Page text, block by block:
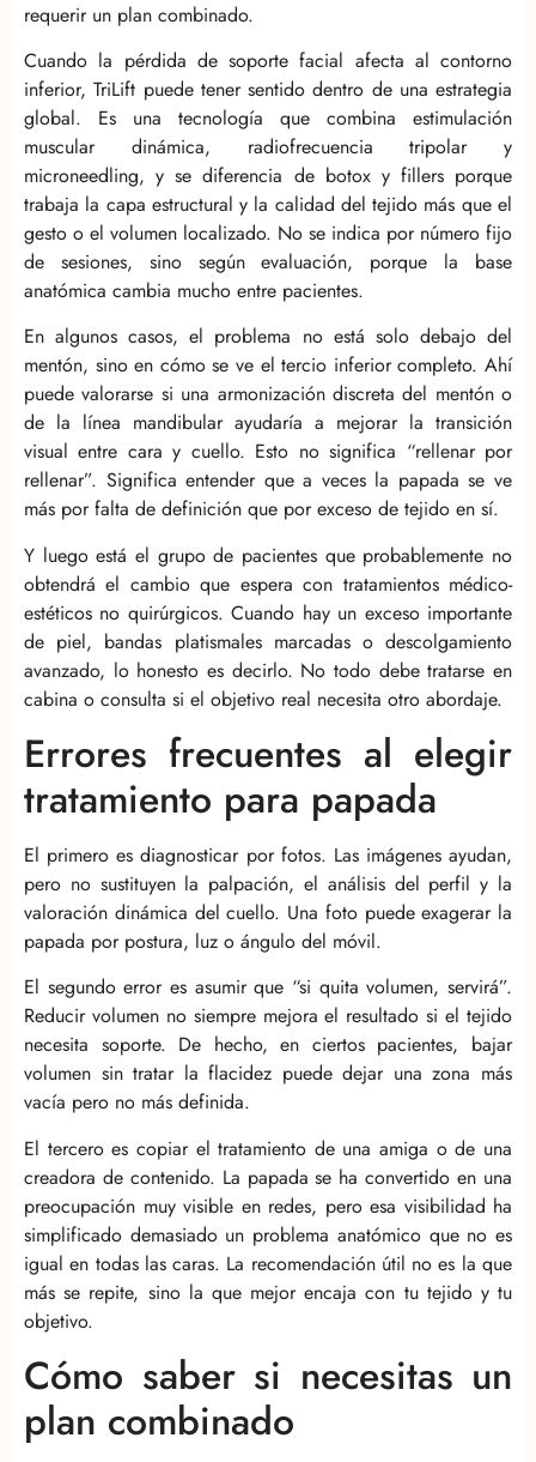
requerir un plan combinado.
Cuando la pérdida de soporte facial afecta al contorno
inferior, TriLift puede tener sentido dentro de una estrategia
global. Es una tecnología que combina estimulación
muscular dinámica, radiofrecuencia tripolar y
microneedling, y se diferencia de botox y fillers porque
trabaja la capa estructural y la calidad del tejido más que el
gesto o el volumen localizado. No se indica por número fijo
de sesiones, sino según evaluación, porque la base
anatómica cambia mucho entre pacientes.
En algunos casos, el problema no está solo debajo del
mentón, sino en cómo se ve el tercio inferior completo. Ahí
puede valorarse si una armonización discreta del mentón o
de la línea mandibular ayudaría a mejorar la transición
visual entre cara y cuello. Esto no significa “rellenar por
rellenar”. Significa entender que a veces la papada se ve
más por falta de definición que por exceso de tejido en sí.
Y luego está el grupo de pacientes que probablemente no
obtendrá el cambio que espera con tratamientos médico-
estéticos no quirúrgicos. Cuando hay un exceso importante
de piel, bandas platismales marcadas o descolgamiento
avanzado, lo honesto es decirlo. No todo debe tratarse en
cabina o consulta si el objetivo real necesita otro abordaje.
Errores frecuentes al elegir
tratamiento para papada
El primero es diagnosticar por fotos. Las imágenes ayudan,
pero no sustituyen la palpación, el análisis del perfil y la
valoración dinámica del cuello. Una foto puede exagerar la
papada por postura, luz o ángulo del móvil.
El segundo error es asumir que “si quita volumen, servirá”.
Reducir volumen no siempre mejora el resultado si el tejido
necesita soporte. De hecho, en ciertos pacientes, bajar
volumen sin tratar la flacidez puede dejar una zona más
vacía pero no más definida.
El tercero es copiar el tratamiento de una amiga o de una
creadora de contenido. La papada se ha convertido en una
preocupación muy visible en redes, pero esa visibilidad ha
simplificado demasiado un problema anatómico que no es
igual en todas las caras. La recomendación útil no es la que
más se repite, sino la que mejor encaja con tu tejido y tu
objetivo.
Cómo saber si necesitas un
plan combinado